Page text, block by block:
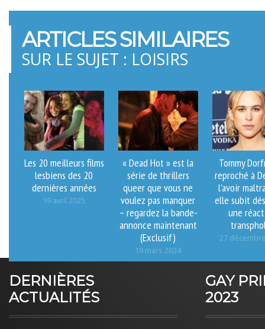
ARTICLES SIMILAIRES
SUR LE SUJET : LOISIRS
Les 20 meilleurs films
lesbiens des 20
dernières années
19 avril 2025
« Dead Hot » est la
série de thrillers
queer que vous ne
voulez pas manquer
– regardez la bande-
annonce maintenant
(Exclusif)
19 mars 2024
Tommy
reproché à
l’avoir
elle subit
une
27
DERNIÈRES
ACTUALITÉS
GAY
2023